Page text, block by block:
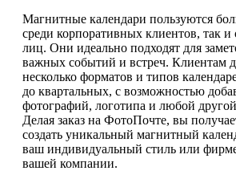
Магнитные календари пользуются
среди корпоративных клиентов, так и
лиц. Они идеально подходят для
важных событий и встреч. Клиентам
несколько форматов и типов
до квартальных, с возможностью
фотографий, логотипа и любой
Делая заказ на ФотоПочте, вы
создать уникальный магнитный
ваш индивидуальный стиль или
вашей компании.